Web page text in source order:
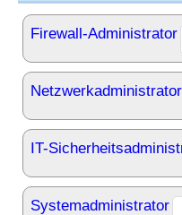
Firewall-Administrator
Netzwerkadministrator
IT-
Systemadministrator